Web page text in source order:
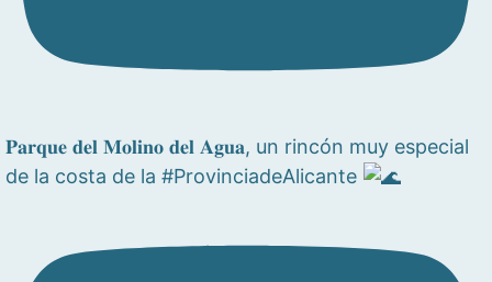
𝐏𝐚𝐫𝐪𝐮𝐞 𝐝𝐞𝐥 𝐌𝐨𝐥𝐢𝐧𝐨 𝐝𝐞𝐥 𝐀𝐠𝐮𝐚, un rincón muy especial
de la costa de la #ProvinciadeAlicante